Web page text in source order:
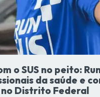
o SUS no peito:
da saúde e
no Distrito Federal